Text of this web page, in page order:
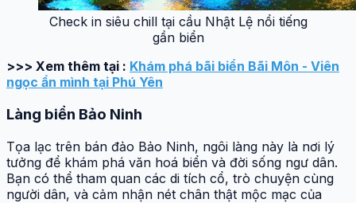
Check in siêu chill tại cầu Nhật Lệ nổi tiếng
gần biển
>>> Xem thêm tại : Khám phá bãi biển Bãi Môn - Viên
ngọc ẩn mình tại Phú Yên
Làng biển Bảo Ninh
Tọa lạc trên bán đảo Bảo Ninh, ngôi làng này là nơi lý
tưởng để khám phá văn hoá biển và đời sống ngư dân.
Bạn có thể tham quan các di tích cổ, trò chuyện cùng
người dân, và cảm nhận nét chân thật mộc mạc của